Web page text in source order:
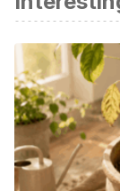
Torres
Santacruz
contenido de
de la raza
44: 679-689.
Alezones J,